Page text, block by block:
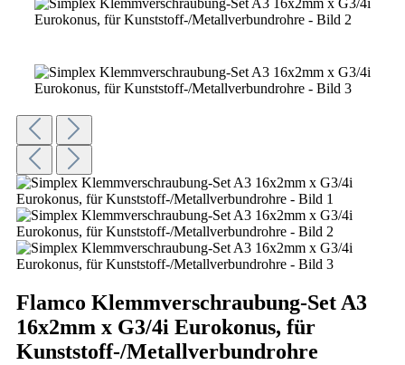
Flamco Klemmverschraubung-Set A3
16x2mm x G3/4i Eurokonus, für
Kunststoff-/Metallverbundrohre